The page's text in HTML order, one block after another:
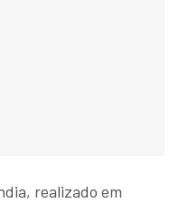
realizado em